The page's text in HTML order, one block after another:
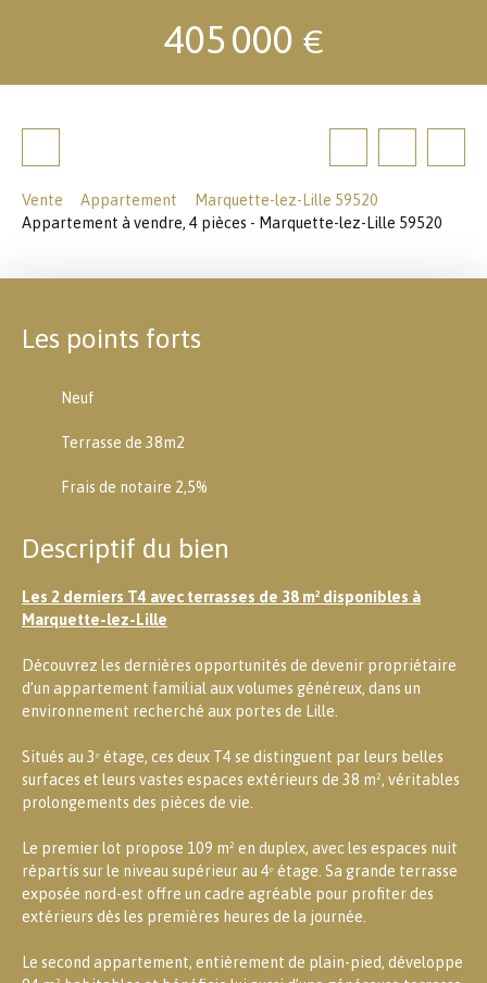
405 000 €
Vente Appartement
Marquette-lez-Lille 59520
Appartement à vendre, 4 pièces - Marquette-lez-Lille 59520
Les points forts
Neuf
Terrasse de 38m2
Frais de notaire 2,5%
Descriptif du bien
Les 2 derniers T4 avec terrasses de 38 m² disponibles à
Marquette-lez-Lille
Découvrez les dernières opportunités de devenir propriétaire
d’un appartement familial aux volumes généreux, dans un
environnement recherché aux portes de Lille.
Situés au 3ᵉ étage, ces deux T4 se distinguent par leurs belles
surfaces et leurs vastes espaces extérieurs de 38 m², véritables
prolongements des pièces de vie.
Le premier lot propose 109 m² en duplex, avec les espaces nuit
répartis sur le niveau supérieur au 4ᵉ étage. Sa grande terrasse
exposée nord-est offre un cadre agréable pour profiter des
extérieurs dès les premières heures de la journée.
Le second appartement, entièrement de plain-pied, développe